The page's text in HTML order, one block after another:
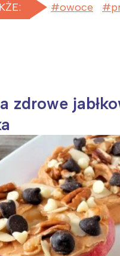
owoce
zdrowe
mnie
tego regionu:
Śląsk
Kraków
Południe
Północ